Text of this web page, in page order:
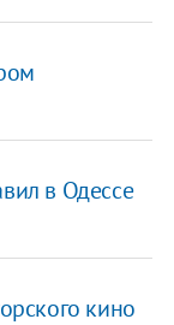
в Одессе
кино